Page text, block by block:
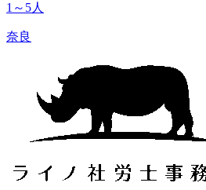
1～5人
奈良